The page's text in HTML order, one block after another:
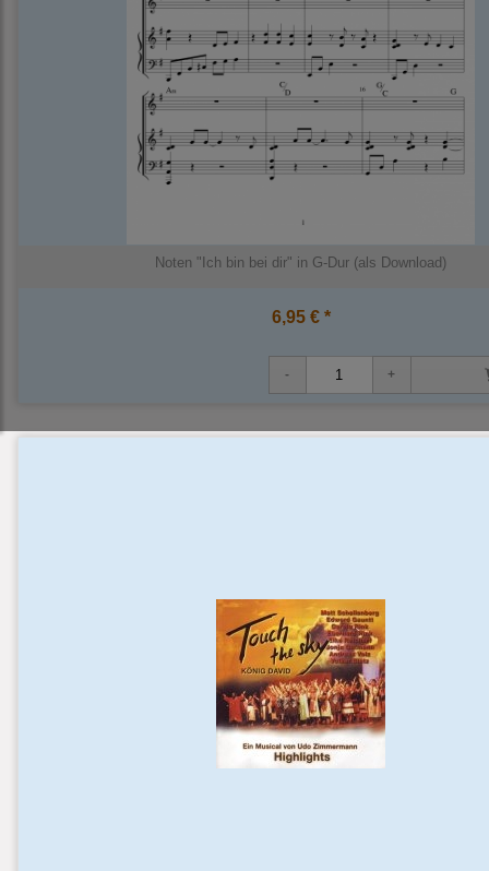
Noten "Ich bin bei dir" in G-Dur (als Download)
6,95 € *